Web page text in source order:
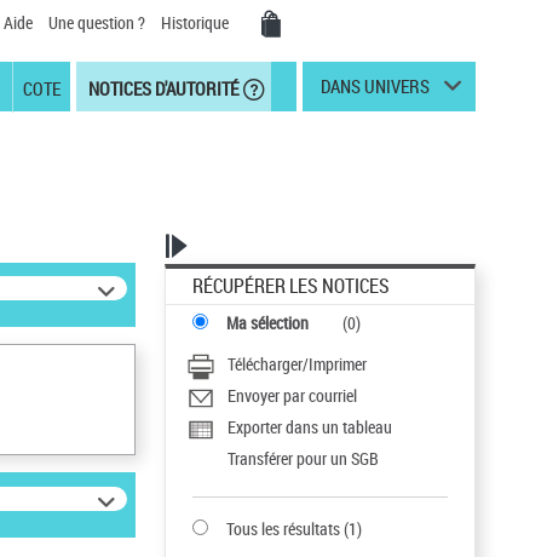
Aide Une question ? Historique
COTE NOTICES D'AUTORITÉ DANS UNIVERS
RÉCUPÉRER LES NOTICES
Ma sélection (0)
Télécharger/Imprimer
Envoyer par courriel
Exporter dans un tableau
Transférer pour un SGB
Tous les résultats(1)